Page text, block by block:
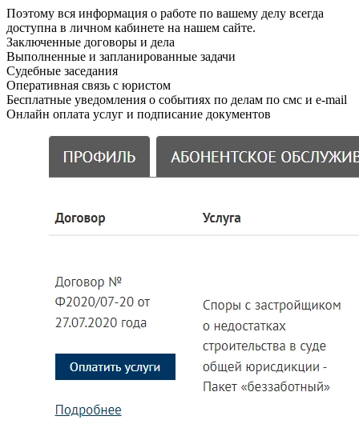
Поэтому вся информация о работе по вашему делу всегда
доступна в личном кабинете на нашем сайте.
Заключенные договоры и дела
Выполненные и запланированные задачи
Судебные заседания
Оперативная связь с юристом
Бесплатные уведомления о событиях по делам по смс и e-mail
Онлайн оплата услуг и подписание документов